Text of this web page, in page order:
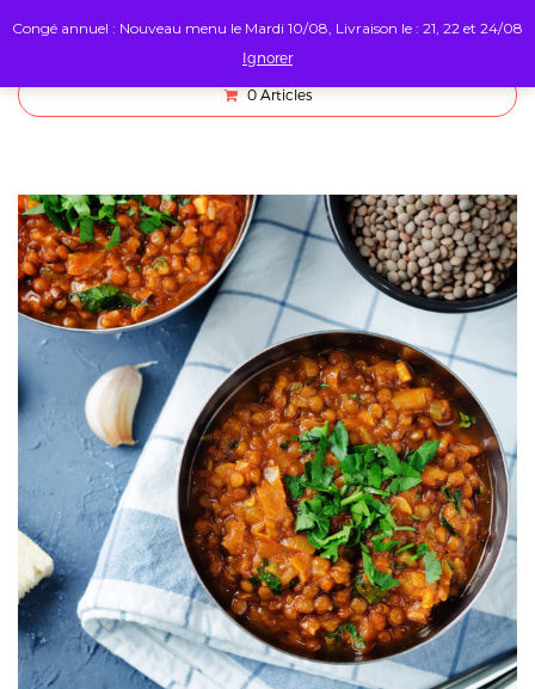
0 Articles
Congé annuel : Nouveau menu le Mardi 10/08, Livraison le : 21, 22 et 24/08
Ignorer